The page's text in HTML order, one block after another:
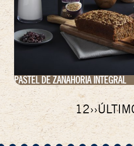
PASTEL DE ZANAHORIA INTEGRAL
PÁGINA
ACTUAL
1PÁGINA
2
PÁGINA
››